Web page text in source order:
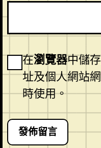
在瀏覽器中儲
址及個人網站
時使用。